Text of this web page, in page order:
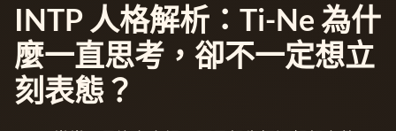
INTP 人格解析：Ti-Ne 為什
麼一直思考，卻不一定想立
刻表態？